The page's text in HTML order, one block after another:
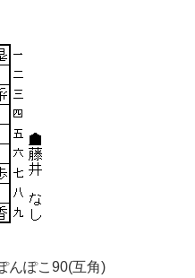
んぽこ90(互角)